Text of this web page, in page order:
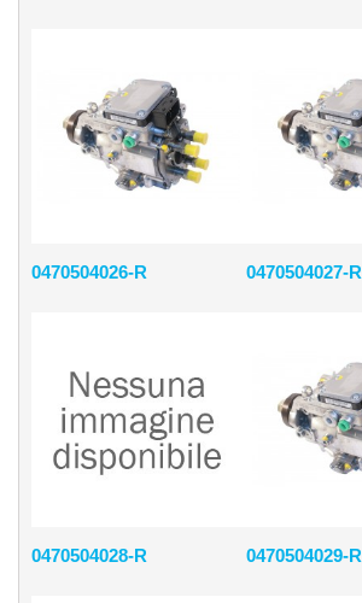
0470504026-R 0470504027-R
0470504028-R 0470504029-R